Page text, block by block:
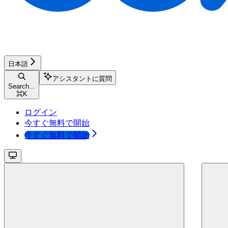
日本語
Search...
⌘K
アシスタントに質問
ログイン
今すぐ無料で開始
今すぐ無料で開始